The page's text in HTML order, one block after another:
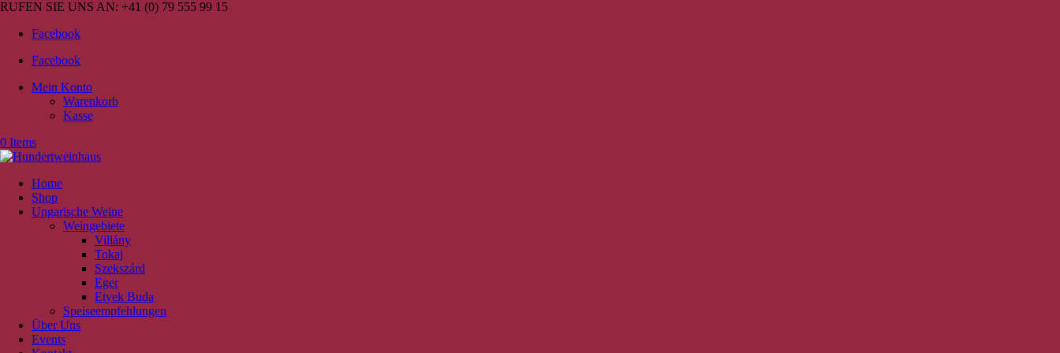
RUFEN SIE UNS AN: +41 (0) 79 555 99 15
Facebook
Facebook
Mein Konto
Warenkorb
Kasse
0 Items
Home
Shop
Ungarische Weine
Weingebiete
Villány
Tokaj
Szekszárd
Eger
Etyek Buda
Speiseempfehlungen
Über Uns
Events